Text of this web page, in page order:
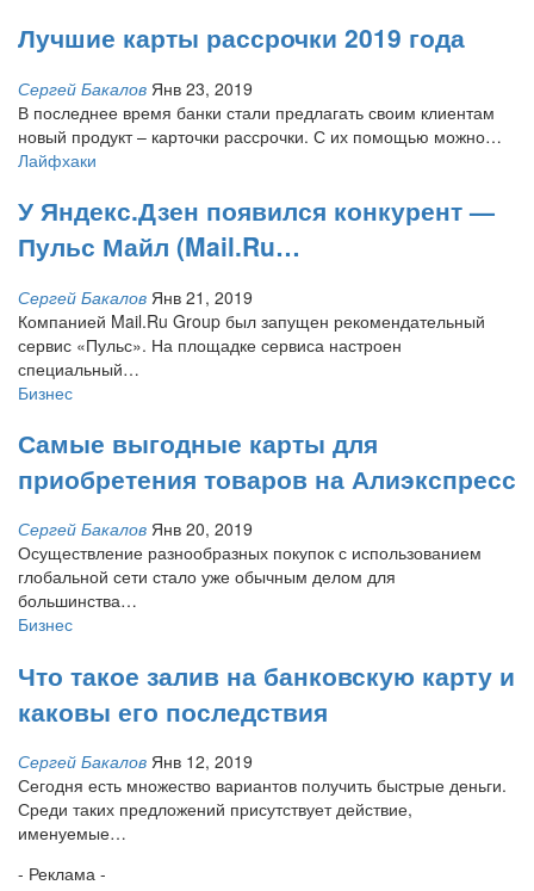
Лучшие карты рассрочки 2019 года
Сергей Бакалов Янв 23, 2019
В последнее время банки стали предлагать своим клиентам
новый продукт – карточки рассрочки. С их помощью можно…
Лайфхаки
У Яндекс.Дзен появился конкурент —
Пульс Майл (Mail.Ru…
Сергей Бакалов Янв 21, 2019
Компанией Mail.Ru Group был запущен рекомендательный
сервис «Пульс». На площадке сервиса настроен
специальный…
Бизнес
Самые выгодные карты для
приобретения товаров на Алиэкспресс
Сергей Бакалов Янв 20, 2019
Осуществление разнообразных покупок с использованием
глобальной сети стало уже обычным делом для
большинства…
Бизнес
Что такое залив на банковскую карту и
каковы его последствия
Сергей Бакалов Янв 12, 2019
Сегодня есть множество вариантов получить быстрые деньги.
Среди таких предложений присутствует действие,
именуемые…
- Реклама -